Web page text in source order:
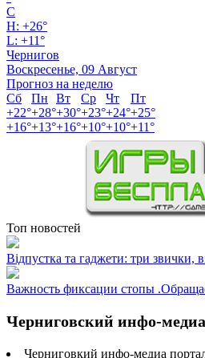
C
H: +26°
L: +11°
Чернигов
Воскресенье, 09 Август
Прогноз на неделю
Сб
Пн Вт Ср Чт
Пт
+22°+28°+30°+23°+24°+25°
+16°+13°+16°+10°+10°+11°
Топ новостей
Відпустка та гаджети: три звички,
Важность фиксации стопы
Черниговский инфо-
Черниговкий инфо-медиа